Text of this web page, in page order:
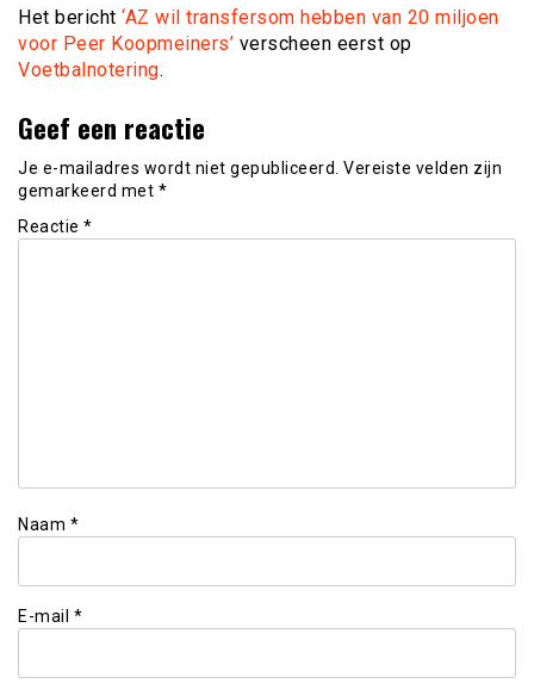
Het bericht ‘AZ wil transfersom hebben van 20 miljoen
voor Peer Koopmeiners’ verscheen eerst op
Voetbalnotering.
Geef een reactie
Je e-mailadres wordt niet gepubliceerd. Vereiste velden zijn
gemarkeerd met *
Reactie *
Naam *
E-mail *